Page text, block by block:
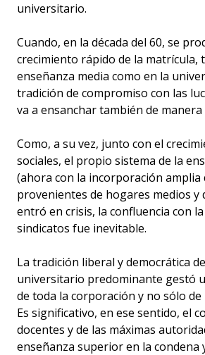
universitario.
Cuando, en la década del 60, se
crecimiento rápido de la matrícula,
enseñanza media como en la
tradición de compromiso con las
va a ensanchar también de
Como, a su vez, junto con el
sociales, el propio sistema de la
(ahora con la incorporación amplia
provenientes de hogares medios y
entró en crisis, la confluencia con
sindicatos fue inevitable.
La tradición liberal y democrática
universitario predominante gestó
de toda la corporación y no sólo
Es significativo, en ese sentido, el
docentes y de las máximas
enseñanza superior en la condena